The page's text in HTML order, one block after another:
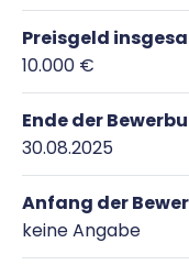
Preisgeld
10.000 €
Ende der
30.08.2025
Anfang der
keine Angabe